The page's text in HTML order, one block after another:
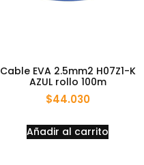
Cable EVA 2.5mm2 H07Z1-K
AZUL rollo 100m
$44.030
Añadir al carrito